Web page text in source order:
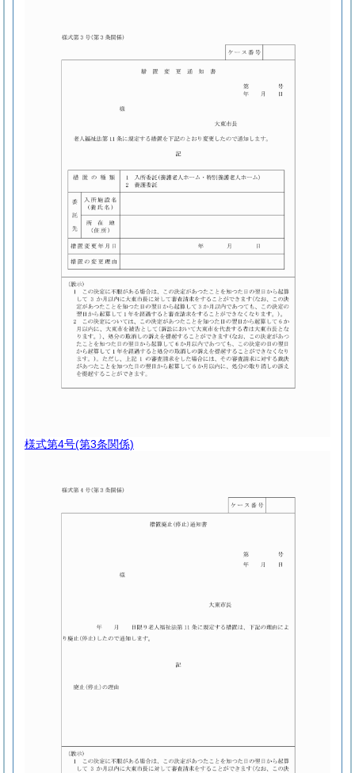
様式第4号(第3条関係)